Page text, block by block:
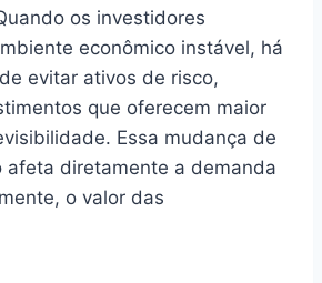
os investidores
econômico instável, há
evitar ativos de risco,
que oferecem maior
Essa mudança de
afeta diretamente a demanda
o valor das